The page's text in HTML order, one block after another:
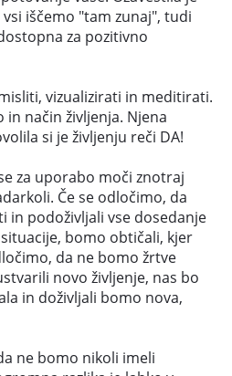
iščemo "tam zunaj", tudi
za pozitivno
vizualizirati in meditirati.
način življenja. Njena
si je življenju reči DA!
za uporabo moči znotraj
Če se odločimo, da
in podoživljali vse dosedanje
bomo obtičali, kjer
da ne bomo žrtve
novo življenje, nas bo
in doživljali bomo nova,
ne bomo nikoli imeli